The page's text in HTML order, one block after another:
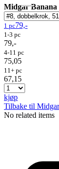
Fluer
Midgar Banana
1 pc79,-
1-3 pc
79,-
4-11 pc
75,05
11+ pc
67,15
kjøp
Tilbake til
No related items